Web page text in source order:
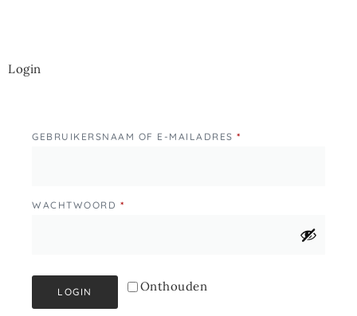
Login
GEBRUIKERSNAAM OF E-MAILADRES *
WACHTWOORD *
Onthouden
LOGIN